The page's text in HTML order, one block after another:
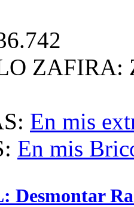
ZAFIRA:
En mis
En mis
Desmontar